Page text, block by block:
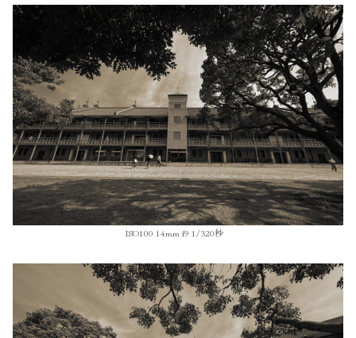
ISO100 14mm f9 1/320秒